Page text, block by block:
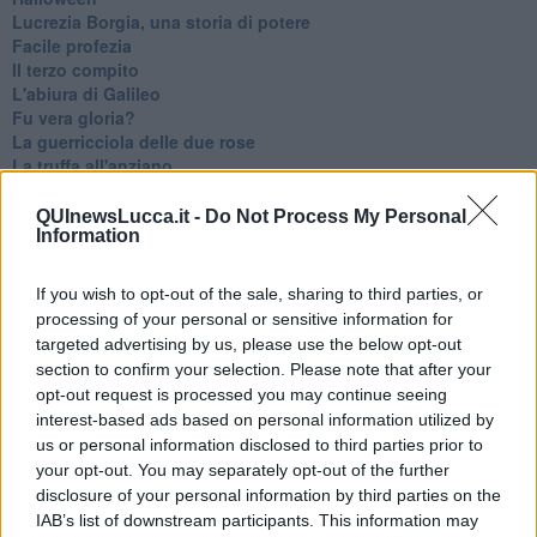
QUInewsLucca.it - Do Not Process My Personal
Information
If you wish to opt-out of the sale, sharing to third parties, or
processing of your personal or sensitive information for
targeted advertising by us, please use the below opt-out
section to confirm your selection. Please note that after your
opt-out request is processed you may continue seeing
interest-based ads based on personal information utilized by
us or personal information disclosed to third parties prior to
your opt-out. You may separately opt-out of the further
disclosure of your personal information by third parties on the
IAB’s list of downstream participants. This information may
​Lucrezia Borgia, una storia di potere
Facile profezia
Il terzo compito
L'abiura di Galileo
Fu vera gloria?
La guerricciola delle due rose
La truffa all'anziano
La repressione sessuale per sentito dire
Diseducazione televisiva e inerzia della politica
Esequie solenni
Nostalgia del sangue blu
Teste calde
Non avere e non essere
Armiamoci e... avviatevi
Da Capodanno a Carnevale
Schizzi di fango
Sor-riso amaro
Fine anno al ristorante
La festa di Capodanno
Natale 2024